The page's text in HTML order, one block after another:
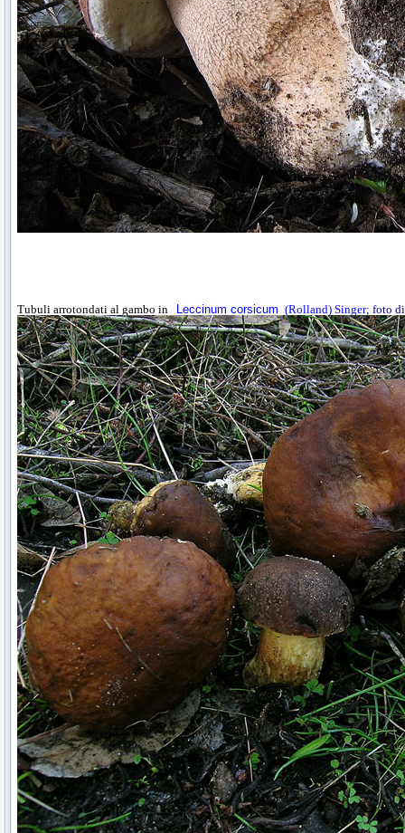
Tubuli arrotondati al gambo in Leccinum corsicum (Rolland) Singer; foto